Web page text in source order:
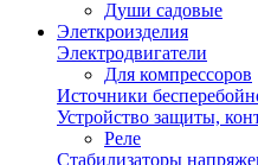
Души садовые
Элеткроизделия
Электродвигатели
Для компрессоров
Источники
Устройство защиты,
Реле
Стабилизаторы